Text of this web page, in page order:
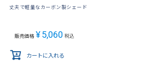
丈夫で軽量なカーボン製シェード
販売価格 ¥5,060 税込
カートに入れる